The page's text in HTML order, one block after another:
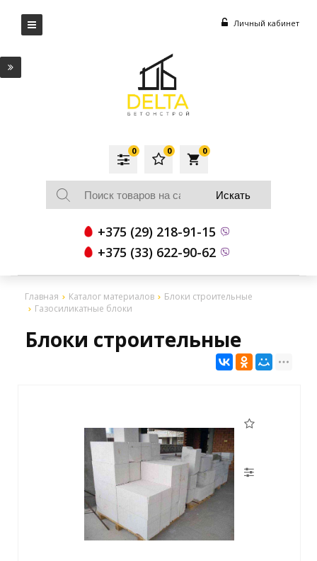
Личный кабинет
local_grocery_store
0
0
0
+375 (29) 218-91-15
+375 (33) 622-90-62
Главная Каталог материалов
Блоки строительные
Газосиликатные блоки
Блоки строительные